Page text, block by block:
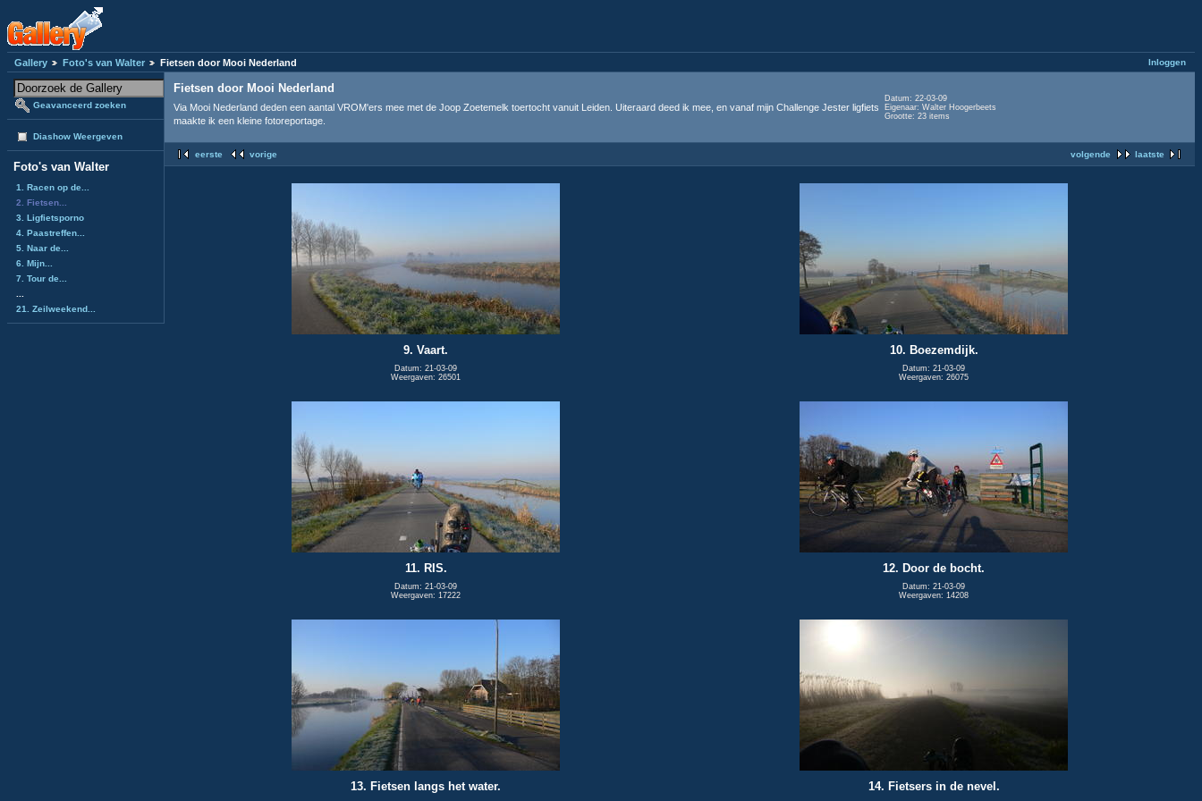
Inloggen
Gallery Foto's van Walter Fietsen door Mooi Nederland
Geavanceerd zoeken
Diashow Weergeven
Foto's van Walter
1. Racen op de...
2. Fietsen...
3. Ligfietsporno
4. Paastreffen...
5. Naar de...
6. Mijn...
7. Tour de...
21. Zeilweekend...
Fietsen door Mooi Nederland
Via Mooi Nederland deden een aantal VROM'ers mee met de Joop Zoetemelk toertocht vanuit Leiden. Uiteraard deed ik mee, en vanaf mijn Challenge Jester ligfiets
maakte ik een kleine fotoreportage.
Datum: 22-03-09
Eigenaar: Walter Hoogerbeets
Grootte: 23 items
volgende laatste
eerste vorige
9. Vaart.
Datum: 21-03-09
Weergaven: 26501
10. Boezemdijk.
Datum: 21-03-09
Weergaven: 26075
11. RIS.
Datum: 21-03-09
Weergaven: 17222
12. Door de bocht.
Datum: 21-03-09
Weergaven: 14208
13. Fietsen langs het water. 14. Fietsers in de nevel.